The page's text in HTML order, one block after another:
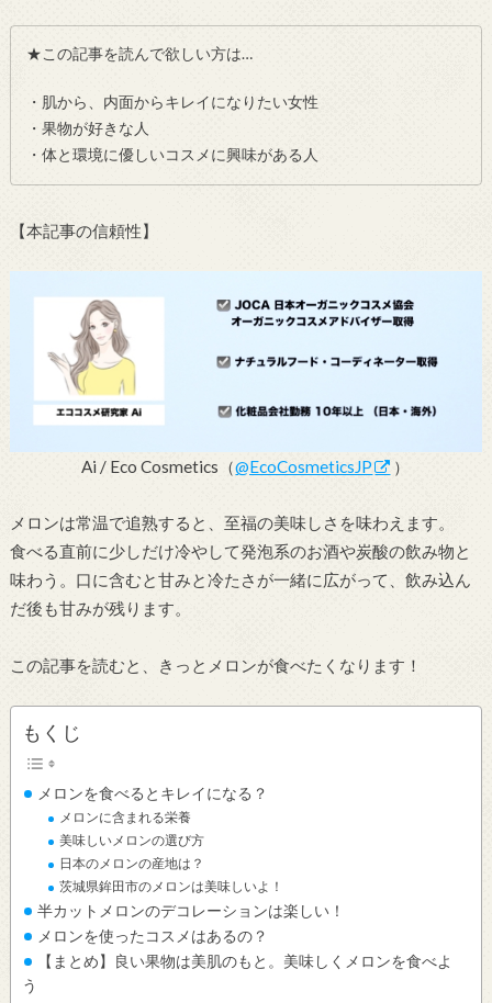
★この記事を読んで欲しい方は…
・肌から、内面からキレイになりたい女性
・果物が好きな人
・体と環境に優しいコスメに興味がある人
【本記事の信頼性】
Ai / Eco Cosmetics（@EcoCosmeticsJP ）
メロンは常温で追熟すると、至福の美味しさを味わえます。
食べる直前に少しだけ冷やして発泡系のお酒や炭酸の飲み物と
味わう。口に含むと甘みと冷たさが一緒に広がって、飲み込ん
だ後も甘みが残ります。
この記事を読むと、きっとメロンが食べたくなります！
もくじ
メロンを食べるとキレイになる？
メロンに含まれる栄養
美味しいメロンの選び方
日本のメロンの産地は？
茨城県鉾田市のメロンは美味しいよ！
半カットメロンのデコレーションは楽しい！
メロンを使ったコスメはあるの？
【まとめ】良い果物は美肌のもと。美味しくメロンを食べよ
う